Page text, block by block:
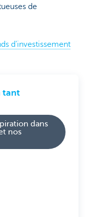
de
d'investissement
tant
dans
nos